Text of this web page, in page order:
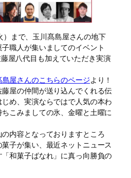
）まで、玉川髙島屋さんの地下
職人が集いましてのイベント
藤屋八代目も加えていただき実演
島屋さんのこちらのページより！
屋の仲間が送り込んでくれる伝
め、実演ならではで人気の本わ
こみましての氷、金曜と土曜に
内容となっておりますところ
子が集い、最近ネットニュース
和菓子ばなれ」に真っ向勝負の